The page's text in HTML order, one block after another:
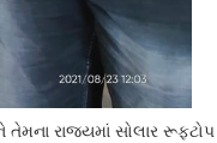
રાજ્યમાં સોલાર રૂફટોપ